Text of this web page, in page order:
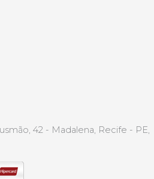
42 - Madalena, Recife - PE,